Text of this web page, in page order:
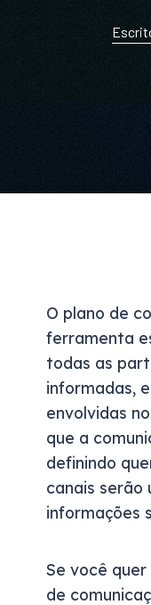
O plano de
ferramenta
todas as
informadas,
envolvidas
que a
definindo
canais serão
informações
Se você
de